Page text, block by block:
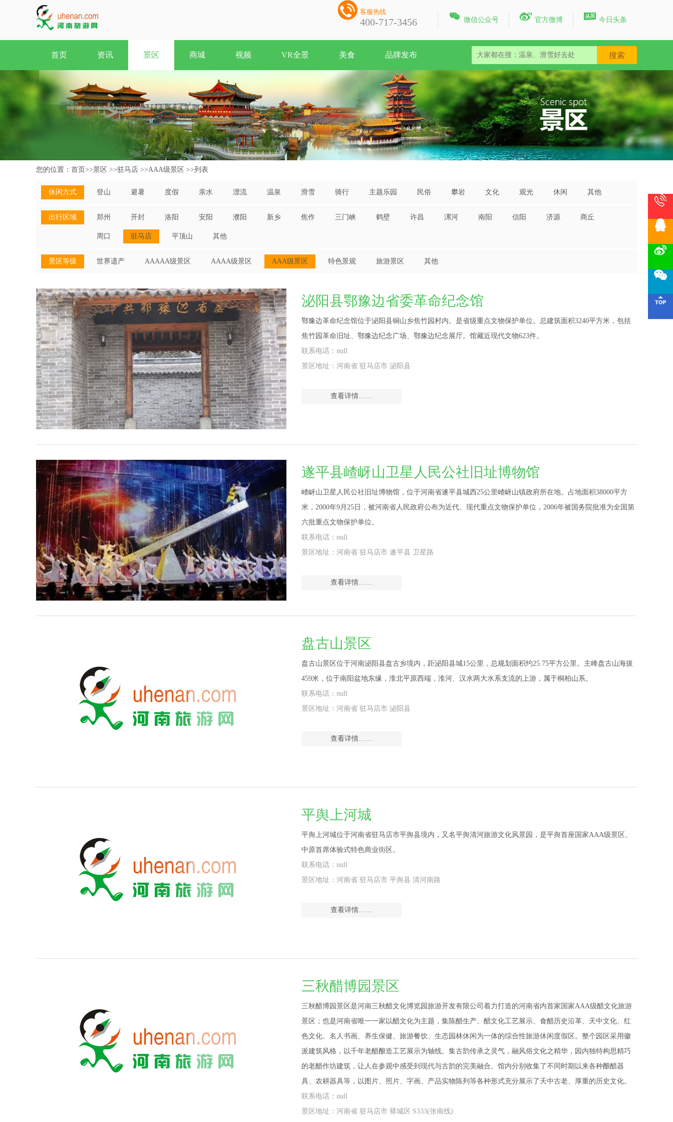
 微信公众号  官方微博  今日头条
 客服热线
400-717-3456
首页 资讯 景区 商城 视频 VR全景 美食 品牌发布
您的位置： 首页>>景区 >>驻马店 >>AAA级景区 >>列表
休闲方式 登山 避暑 度假 亲水 漂流 温泉 滑雪 骑行 主题乐园 民俗 攀岩 文化 观光 休闲 其他
出行区域 郑州 开封 洛阳 安阳 濮阳 新乡 焦作 三门峡 鹤壁 许昌 漯河 南阳 信阳 济源 商丘
周口 驻马店 平顶山 其他
景区等级 世界遗产 AAAAA级景区 AAAA级景区 AAA级景区 特色景观 旅游景区 其他
泌阳县鄂豫边省委革命纪念馆
鄂豫边革命纪念馆位于泌阳县铜山乡焦竹园村内。是省级重点文物保护单位。总建筑面积3240平方米，包括
焦竹园革命旧址、鄂豫边纪念广场、鄂豫边纪念展厅。馆藏近现代文物623件。
联系电话：null
景区地址：河南省 驻马店市 泌阳县
查看详情……
遂平县嵖岈山卫星人民公社旧址博物馆
嵖岈山卫星人民公社旧址博物馆，位于河南省遂平县城西25公里嵖岈山镇政府所在地。占地面积38000平方
米，2000年9月25日，被河南省人民政府公布为近代、现代重点文物保护单位，2006年被国务院批准为全国第
六批重点文物保护单位。
联系电话：null
景区地址：河南省 驻马店市 遂平县 卫星路
查看详情……
盘古山景区
盘古山景区位于河南泌阳县盘古乡境内，距泌阳县城15公里，总规划面积约25.75平方公里。主峰盘古山海拔
459米，位于南阳盆地东缘，淮北平原西端，淮河、汉水两大水系支流的上游，属于桐柏山系。
联系电话：null
景区地址：河南省 驻马店市 泌阳县
查看详情……
平舆上河城
平舆上河城位于河南省驻马店市平舆县境内，又名平舆清河旅游文化风景园，是平舆首座国家AAA级景区、
中原首席体验式特色商业街区。
联系电话：null
景区地址：河南省 驻马店市 平舆县 清河南路
查看详情……
三秋醋博园景区
三秋醋博园景区是河南三秋醋文化博览园旅游开发有限公司着力打造的河南省内首家国家AAA级醋文化旅游
景区；也是河南省唯一一家以醋文化为主题，集陈醋生产、醋文化工艺展示、食醋历史沿革、天中文化、红
色文化、名人书画、养生保健、旅游餐饮、生态园林休闲为一体的综合性旅游休闲度假区。整个园区采用徽
派建筑风格，以千年老醋酿造工艺展示为轴线。集古韵传承之灵气，融风俗文化之精华，园内独特构思精巧
的老醋作坊建筑，让人在参观中感受到现代与古韵的完美融合。馆内分别收集了不同时期以来各种酿醋器
具、农耕器具等，以图片、照片、字画、产品实物陈列等各种形式充分展示了天中古老、厚重的历史文化。
联系电话：null
景区地址：河南省 驻马店市 驿城区 S333(张南线)




